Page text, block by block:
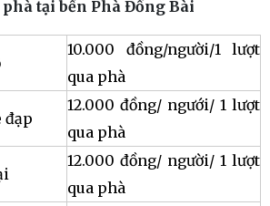
tại bến Phà Đồng Bài
10.000 đồng/người/1 lượt
qua phà
đạp
12.000 đồng/ ngưới/ 1 lượt
qua phà
12.000 đồng/ người/ 1 lượt
qua phà